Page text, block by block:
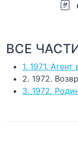
ВСЕ
1. 1971. Агент
2. 1972.
3. 1972.